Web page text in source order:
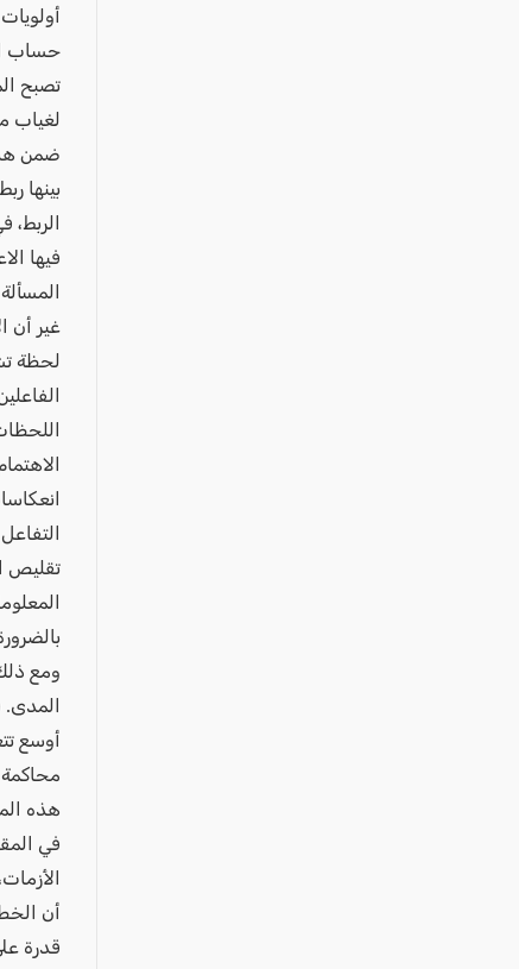
حساب
تصبح
لغياب
ضمن
بينها
الربط،
فيها
غير أن
لحظة
تقليص
ومع
المدى.
أوسع
محاكمة
هذه
في
أن
قدرة